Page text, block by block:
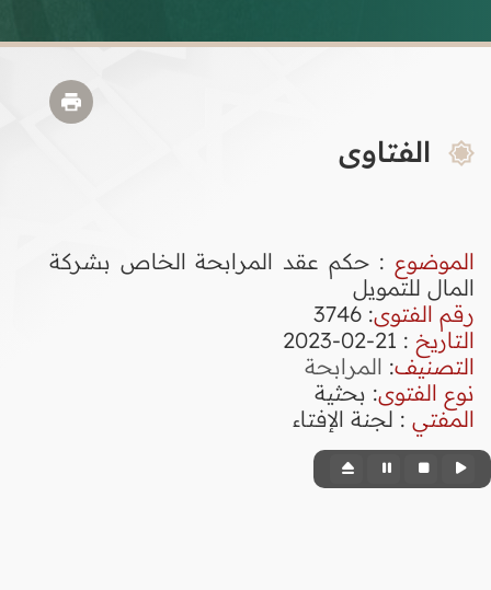
الفتاوى
الموضوع : حكم عقد المرابحة الخاص بشركة
المال للتمويل
رقم الفتوى:
3746
التاريخ : 21-02-2023
التصنيف: المرابحة
نوع الفتوى: بحثية
المفتي : لجنة الإفتاء